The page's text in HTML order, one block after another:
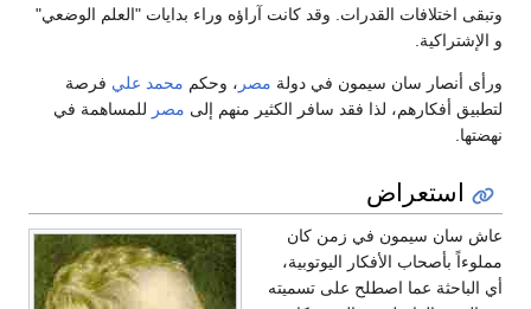
وتبقى اختلافات القدرات. وقد كانت آراؤه وراء بدايات "العلم الوضعي"
و الإشتراكية.
ورأى أنصار سان سيمون في دولة مصر ، وحكم محمد علي فرصة
لتطبيق أفكارهم، لذا فقد سافر الكثير منهم إلى مصر للمساهمة في
نهضتها.
استعراض
عاش سان سيمون في زمن كان
مملوءاً بأصحاب الأفكار اليوتوبية،
أي الباحثة عما اصطلح على تسميته